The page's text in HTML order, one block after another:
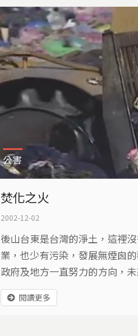
公害
焚化之火
2002-12-02
後山台東是台灣的淨土，這裡
業，也少有污染，發展無煙囪
政府及地方一直努力的方向，
豎起兩支焚化爐的煙囪。擔心
紀之毒戴奧辛」，以及含有重金
閱讀更多